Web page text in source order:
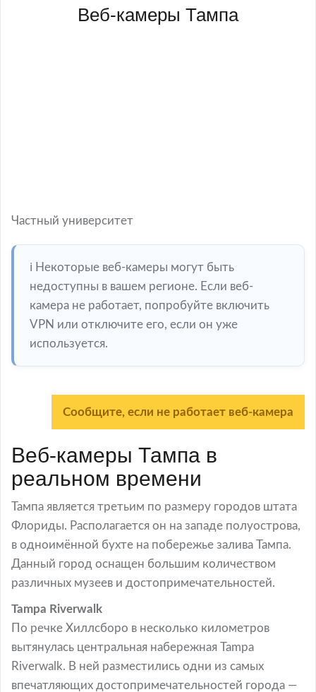
Веб-камеры Тампа
Частный университет
ℹ️ Некоторые веб-камеры могут быть
недоступны в вашем регионе. Если веб-
камера не работает, попробуйте включить
VPN или отключите его, если он уже
используется.
Сообщите, если не работает веб-камера
Веб-камеры Тампа в
реальном времени
Тампа является третьим по размеру городов штата
Флориды. Располагается он на западе полуострова,
в одноимённой бухте на побережье залива Тампа.
Данный город оснащен большим количеством
различных музеев и достопримечательностей.
Tampa Riverwalk
По речке Хиллсборо в несколько километров
вытянулась центральная набережная Tampa
Riverwalk. В ней разместились одни из самых
впечатляющих достопримечательностей города —